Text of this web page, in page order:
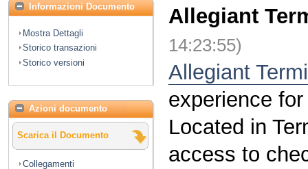
Informazioni Documento
Mostra Dettagli
Storico transazioni
Storico versioni
Azioni documento
Scarica il Documento
Collegamenti
Allegiant
14:23:55)
Allegiant
experience
Located in
access to